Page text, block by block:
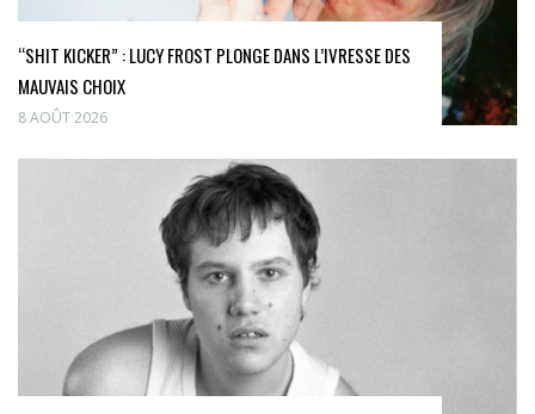
“SHIT KICKER” : LUCY FROST PLONGE DANS L’IVRESSE DES
MAUVAIS CHOIX
8 AOÛT 2026